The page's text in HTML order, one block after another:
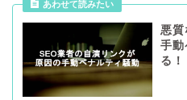
あわせて読みたい
悪質
手動
る！